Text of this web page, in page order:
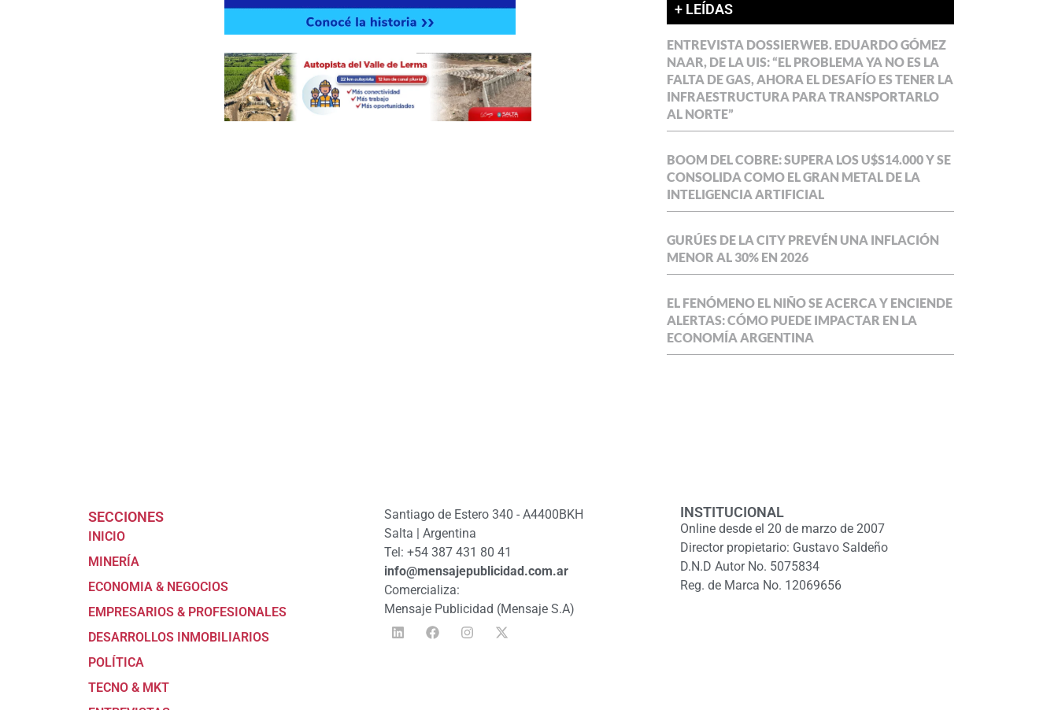
+ LEÍDAS
ENTREVISTA DOSSIERWEB. EDUARDO GÓMEZ
NAAR, DE LA UIS: “EL PROBLEMA YA NO ES LA
FALTA DE GAS, AHORA EL DESAFÍO ES TENER LA
INFRAESTRUCTURA PARA TRANSPORTARLO
AL NORTE”
BOOM DEL COBRE: SUPERA LOS U$S14.000 Y SE
CONSOLIDA COMO EL GRAN METAL DE LA
INTELIGENCIA ARTIFICIAL
GURÚES DE LA CITY PREVÉN UNA INFLACIÓN
MENOR AL 30% EN 2026
EL FENÓMENO EL NIÑO SE ACERCA Y ENCIENDE
ALERTAS: CÓMO PUEDE IMPACTAR EN LA
ECONOMÍA ARGENTINA
SECCIONES
INICIO
MINERÍA
ECONOMIA & NEGOCIOS
EMPRESARIOS & PROFESIONALES
DESARROLLOS INMOBILIARIOS
POLÍTICA
TECNO & MKT
Santiago de Estero 340 - A4400BKH
Salta | Argentina
Tel: +54 387 431 80 41
info@mensajepublicidad.com.ar
Comercializa:
Mensaje Publicidad (Mensaje S.A)
INSTITUCIONAL
Online desde el 20 de marzo de 2007
Director propietario: Gustavo Saldeño
D.N.D Autor No. 5075834
Reg. de Marca No. 12069656